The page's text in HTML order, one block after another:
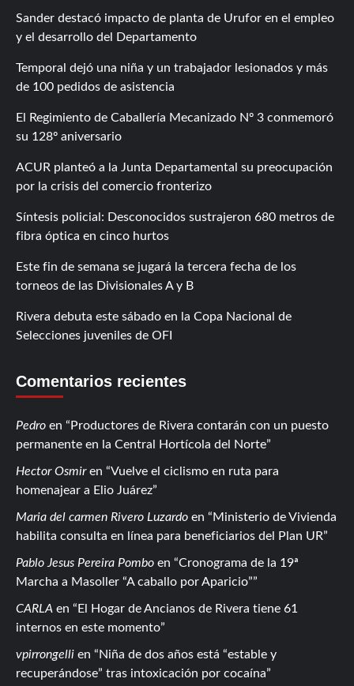
Sander destacó impacto de planta de Urufor en el empleo
y el desarrollo del Departamento
Temporal dejó una niña y un trabajador lesionados y más
de 100 pedidos de asistencia
El Regimiento de Caballería Mecanizado Nº 3 conmemoró
su 128º aniversario
ACUR planteó a la Junta Departamental su preocupación
por la crisis del comercio fronterizo
Síntesis policial: Desconocidos sustrajeron 680 metros de
fibra óptica en cinco hurtos
Este fin de semana se jugará la tercera fecha de los
torneos de las Divisionales A y B
Rivera debuta este sábado en la Copa Nacional de
Selecciones juveniles de OFI
Comentarios recientes
Pedro en
Productores de Rivera contarán con un puesto
permanente en la Central Hortícola del Norte
Hector Osmiren
Vuelve el ciclismo en ruta para
homenajear a Elio Juárez
Maria del carmen Rivero Luzardo en
Ministerio de Vivienda
habilita consulta en línea para beneficiarios del Plan UR
Pablo Jesus Pereira Pombo en
Cronograma de la 19ª
Marcha a Masoller “A caballo por Aparicio”
CARLA en
El Hogar de Ancianos de Rivera tiene 61
internos en este momento
vpirrongelli en
Niña de dos años está “estable y
recuperándose” tras intoxicación por cocaína